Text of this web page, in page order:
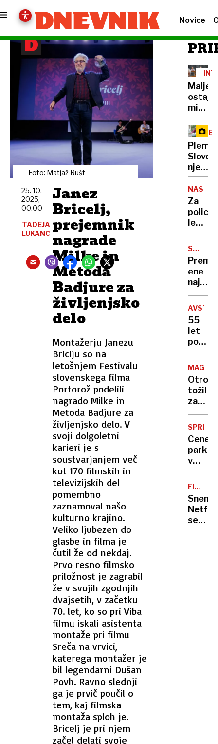
Novice
Foto: Matjaž Rušt
Janez
Bricelj,
prejemnik
nagrade
Milke in
Metoda
Badjure za
življenjsko
delo
Montažerju Janezu
Briclju so na
letošnjem Festivalu
slovenskega filma
Portorož podelili
nagrado Milke in
Metoda Badjure za
življenjsko delo. V
svoji dolgoletni
karieri je s
soustvarjanjem več
kot 170 filmskih in
televizijskih del
pomembno
zaznamoval našo
kulturno krajino.
Veliko ljubezen do
glasbe in filma je
čutil že od nekdaj.
Prvo resno filmsko
priložnost je zagrabil
že v svojih zgodnjih
dvajsetih, v začetku
70. let, ko so pri Viba
filmu iskali asistenta
montaže pri filmu
Sreča na vrvici,
katerega montažer je
bil legendarni Dušan
Povh. Ravno slednji
ga je prvič poučil o
tem, kaj filmska
montaža sploh je.
Bricelj je pri njem
začel delati svoje
25. 10.
2025,
00.00
TADEJA
LUKANC
ostaja
za
njen
dan
se
začne
ob
4.15,
drugim
NASILJE
Za
le
in ne
ljudje
RED
ene
držav:
Obeta
se
nam
kaos
55
let
po
še
vedno
ni
znano,
kaj
se je
s
Cheryl
Otrok
tožil
zaradi
v
našli
Cene
v
bodo
višje.
Za
koliko?
serije